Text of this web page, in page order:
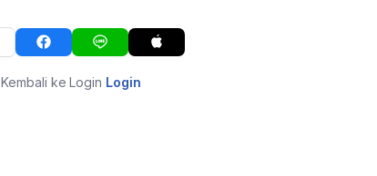
Kembali ke Login Login